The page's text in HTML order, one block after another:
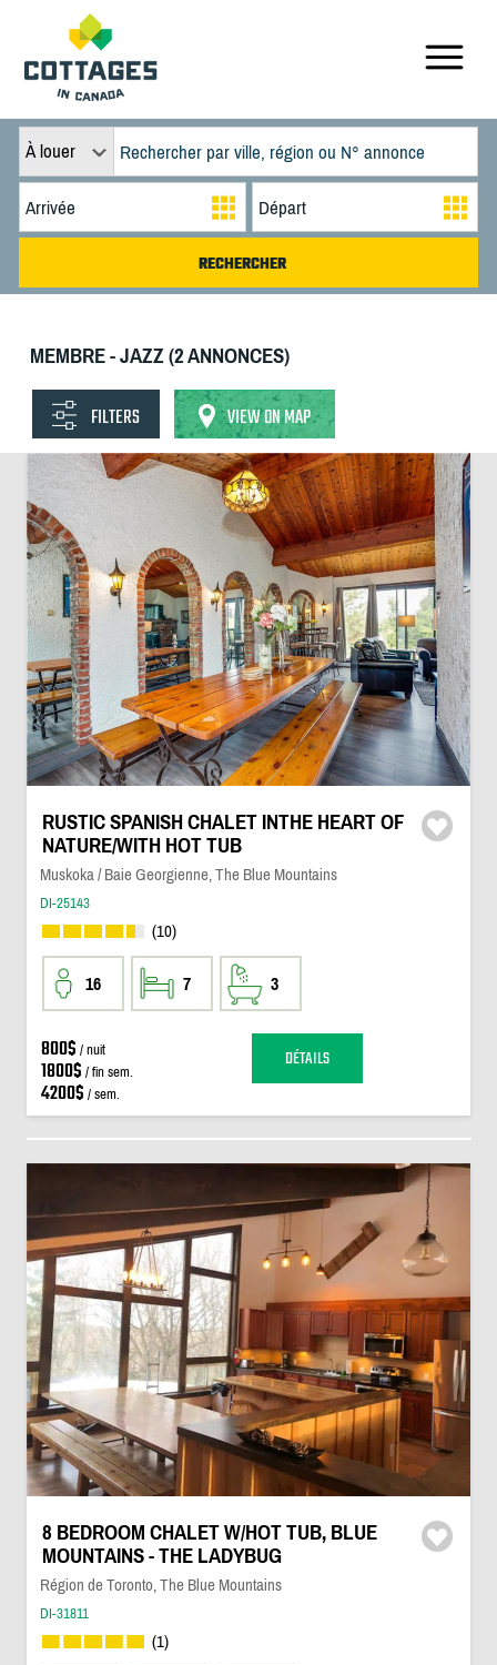
À louer
MEMBRE - JAZZ (2 ANNONCES)
FILTERS VIEW ON MAP
RUSTIC SPANISH CHALET INTHE HEART OF
NATURE/WITH HOT TUB
Muskoka / Baie Georgienne, The Blue Mountains
DI-25143
(10)
16 7 3
800$ / nuit
1800$ / fin sem.
4200$ / sem.
DÉTAILS
8 BEDROOM CHALET W/HOT TUB, BLUE
MOUNTAINS - THE LADYBUG
Région de Toronto, The Blue Mountains
DI-31811
(1)